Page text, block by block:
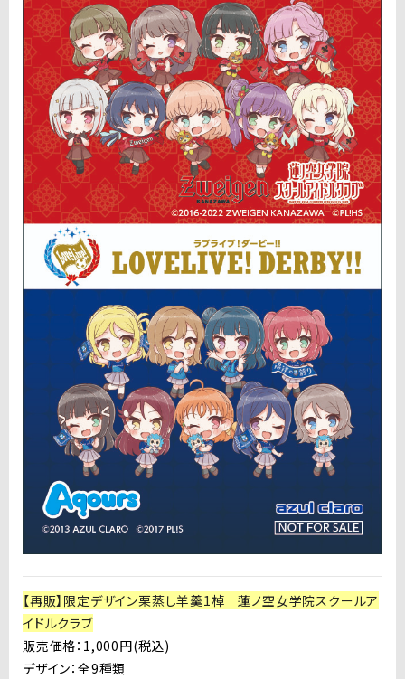
【再販】限定デザイン栗蒸し羊羹1棹蓮ノ空女学院スクールア
イドルクラブ
販売価格：1,000円(税込)
デザイン：全9種類